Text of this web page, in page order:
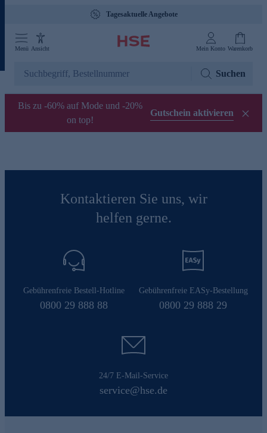
Tagesaktuelle Angebote
Menü Ansicht Mein Konto Warenkorb
Suchen
Bis zu -60% auf Mode und -20%
on top!
Gutschein aktivieren
Kontaktieren Sie uns, wir
helfen gerne.
Gebührenfreie Bestell-Hotline
0800 29 888 88
Gebührenfreie EASy-Bestellung
0800 29 888 29
24/7 E-Mail-Service
service@hse.de